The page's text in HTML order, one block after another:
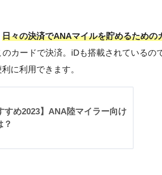
日々の決済でANAマイルを貯めるための
カードで決済。iDも搭載されているの
に利用できます。
すめ2023】ANA陸マイラー向け
？